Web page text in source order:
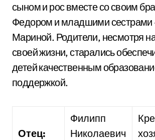
сыном и рос вместе со своим
Федором и младшими
Мариной. Родители, несмотря
своей жизни, старались
детей качественным
поддержкой.
Отец:
Филипп
Николаевич